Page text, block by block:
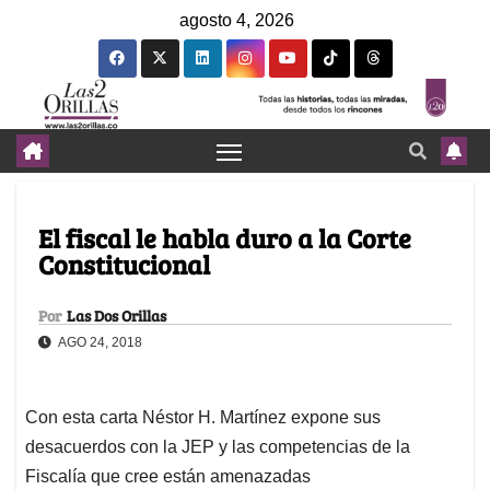
agosto 4, 2026
El fiscal le habla duro a la Corte
Constitucional
Por Las Dos Orillas
AGO 24, 2018
Con esta carta Néstor H. Martínez expone sus
desacuerdos con la JEP y las competencias de la
Fiscalía que cree están amenazadas